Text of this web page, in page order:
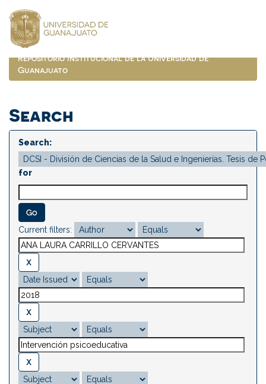
navigation
Repositorio Institucional de la Universidad de
Guanajuato
Search
Search:
for
Current filters: